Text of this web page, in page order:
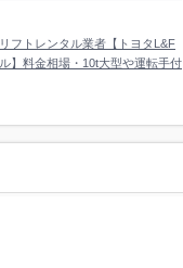
フトレンタル業者【トヨタL&F
】料金相場・10t大型や運転手付